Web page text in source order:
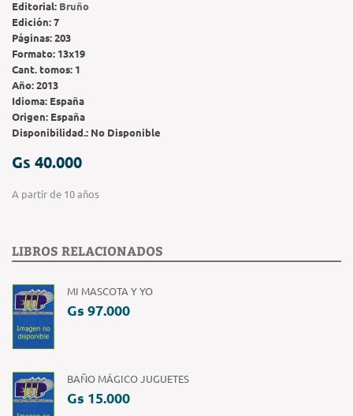
Editorial: Bruño
Edición:7
Páginas:203
Formato: 13x19
Cant. tomos: 1
Año:2013
Idioma: España
Origen: España
Disponibilidad.: No Disponible
Gs 40.000
A partir de 10 años
LIBROS RELACIONADOS
MI MASCOTA Y YO
Gs 97.000
BAÑO MÁGICO JUGUETES
Gs 15.000